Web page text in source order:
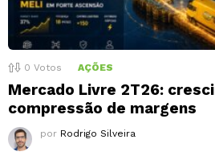
0 Votos AÇÕES
Mercado Livre 2T26:
compressão de margens
por Rodrigo Silveira